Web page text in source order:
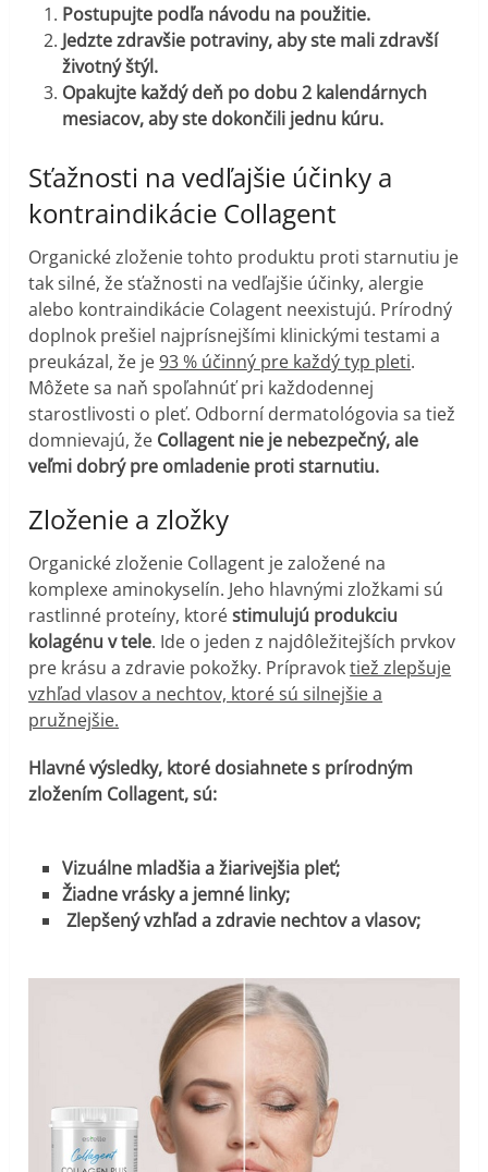
Postupujte podľa návodu na použitie.
Jedzte zdravšie potraviny, aby ste mali zdravší
životný štýl.
Opakujte každý deň po dobu 2 kalendárnych
mesiacov, aby ste dokončili jednu kúru.
Sťažnosti na vedľajšie účinky a
kontraindikácie Collagent
Organické zloženie tohto produktu proti starnutiu je
tak silné, že sťažnosti na vedľajšie účinky, alergie
alebo kontraindikácie Colagent neexistujú. Prírodný
doplnok prešiel najprísnejšími klinickými testami a
preukázal, že je93 % účinný pre každý typ pleti.
Môžete sa naň spoľahnúť pri každodennej
starostlivosti o pleť. Odborní dermatológovia sa tiež
domnievajú, že Collagent nie je nebezpečný, ale
veľmi dobrý pre omladenie proti starnutiu.
Zloženie a zložky
Organické zloženie Collagent je založené na
komplexe aminokyselín. Jeho hlavnými zložkami sú
rastlinné proteíny, ktoréstimulujú produkciu
kolagénu v tele. Ide o jeden z najdôležitejších prvkov
pre krásu a zdravie pokožky. Prípravoktiež zlepšuje
vzhľad vlasov a nechtov, ktoré sú silnejšie a
pružnejšie.
Hlavné výsledky, ktoré dosiahnete s prírodným
zložením Collagent, sú:
Vizuálne mladšia a žiarivejšia pleť;
Žiadne vrásky a jemné linky;
Zlepšený vzhľad a zdravie nechtov a vlasov;